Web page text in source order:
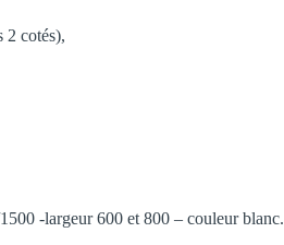
2 cotés),
-largeur 600 et 800 – couleur blanc.